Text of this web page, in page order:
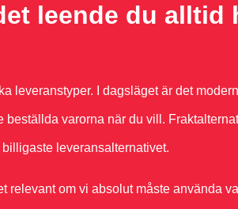
leende du alltid
leveranstyper. I dagsläget är det
varorna när du vill.
leveransalternativet.
relevant om vi absolut måste använda